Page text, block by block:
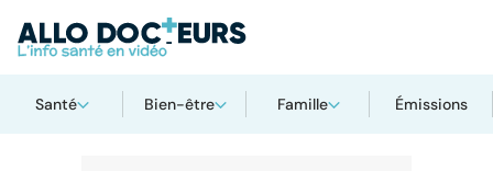
Santé Bien-être Famille Émissions